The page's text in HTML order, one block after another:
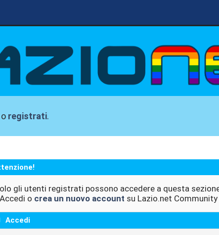
o registrati.
gli utenti registrati possono accedere a questa
Accedi o crea un nuovo account su Lazio.net Community
Accedi